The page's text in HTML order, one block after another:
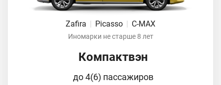
Zafira | Picasso | C-MAX
Иномарки не старше 8 лет
Компактвэн
до 4(6) пассажиров